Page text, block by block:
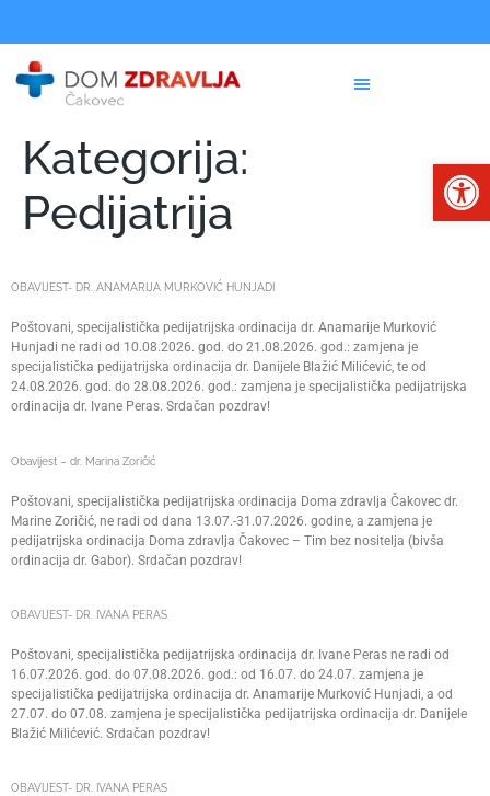
Kategorija:
Pedijatrija
OBAVIJEST- DR. ANAMARIJA MURKOVIĆ HUNJADI
Poštovani, specijalistička pedijatrijska ordinacija dr. Anamarije Murković
Hunjadi ne radi od 10.08.2026. god. do 21.08.2026. god.: zamjena je
specijalistička pedijatrijska ordinacija dr. Danijele Blažić Milićević, te od
24.08.2026. god. do 28.08.2026. god.: zamjena je specijalistička pedijatrijska
ordinacija dr. Ivane Peras. Srdačan pozdrav!
Obavijest – dr. Marina Zoričić
Poštovani, specijalistička pedijatrijska ordinacija Doma zdravlja Čakovec dr.
Marine Zoričić, ne radi od dana 13.07.-31.07.2026. godine, a zamjena je
pedijatrijska ordinacija Doma zdravlja Čakovec – Tim bez nositelja (bivša
ordinacija dr. Gabor). Srdačan pozdrav!
OBAVIJEST- DR. IVANA PERAS
Poštovani, specijalistička pedijatrijska ordinacija dr. Ivane Peras ne radi od
16.07.2026. god. do 07.08.2026. god.: od 16.07. do 24.07. zamjena je
specijalistička pedijatrijska ordinacija dr. Anamarije Murković Hunjadi, a od
27.07. do 07.08. zamjena je specijalistička pedijatrijska ordinacija dr. Danijele
Blažić Milićević. Srdačan pozdrav!
OBAVIJEST- DR. IVANA PERAS